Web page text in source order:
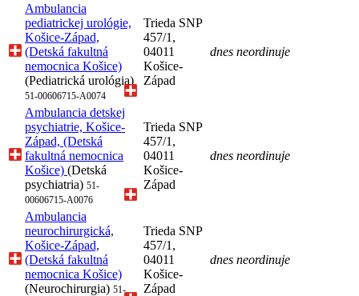
Ambulancia
pediatrickej urológie,
Košice-Západ,
(Detská fakultná
nemocnica Košice)
(Pediatrická urológia)
51-00606715-A0074
Trieda SNP
457/1,
04011
Košice-
Západ
dnes neordinuje
Ambulancia detskej
psychiatrie, Košice-
Západ, (Detská
fakultná nemocnica
Košice) (Detská
psychiatria) 51-
00606715-A0076
Trieda SNP
457/1,
04011
Košice-
Západ
dnes neordinuje
Ambulancia
neurochirurgická,
Košice-Západ,
(Detská fakultná
nemocnica Košice)
(Neurochirurgia) 51-
Trieda SNP
457/1,
04011
Košice-
Západ
dnes neordinuje